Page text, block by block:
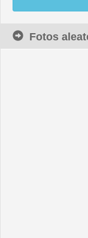
Fotos